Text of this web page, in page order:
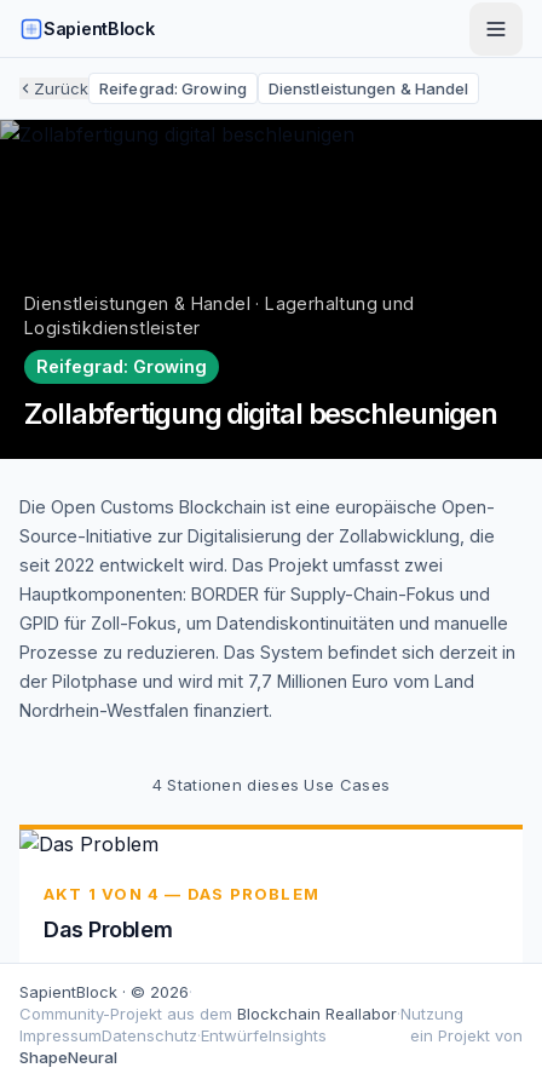
SapientBlock
Zurück Reifegrad:Growing Dienstleistungen & Handel
Dienstleistungen & Handel · Lagerhaltung und
Logistikdienstleister
Reifegrad: Growing
Zollabfertigung digital beschleunigen
Die Open Customs Blockchain ist eine europäische Open-
Source-Initiative zur Digitalisierung der Zollabwicklung, die
seit 2022 entwickelt wird. Das Projekt umfasst zwei
Hauptkomponenten: BORDER für Supply-Chain-Fokus und
GPID für Zoll-Fokus, um Datendiskontinuitäten und manuelle
Prozesse zu reduzieren. Das System befindet sich derzeit in
der Pilotphase und wird mit 7,7 Millionen Euro vom Land
Nordrhein-Westfalen finanziert.
4 Stationen dieses Use Cases
AKT 1 VON 4 — DAS PROBLEM
Das Problem
Papierbasierte Zollabwicklung verursacht manuelle
Aufwände, fehlende gemeinsame Datenbasen und
erhebliche Betrugsrisiken entlang der gesamten
Lieferkette.
SapientBlock · © 2026·
Community-Projekt aus dem Blockchain Reallabor·Nutzung
ImpressumDatenschutz·EntwürfeInsights
ein Projekt von
ShapeNeural